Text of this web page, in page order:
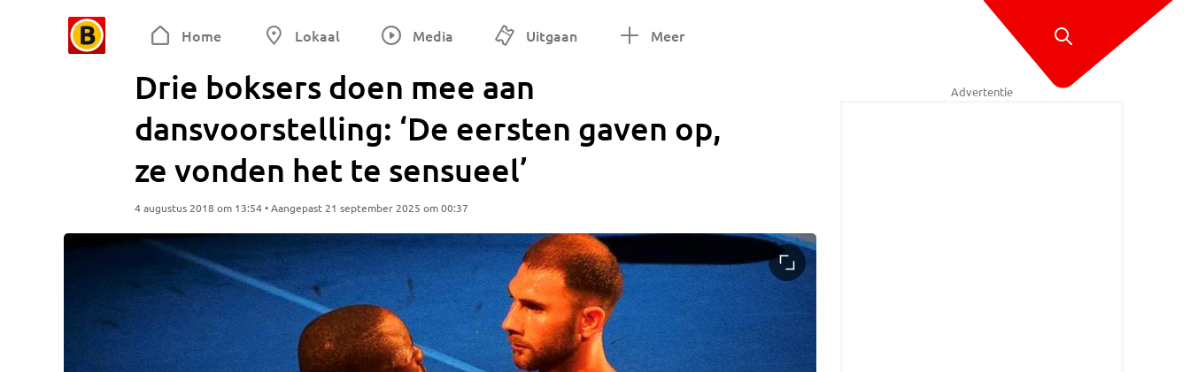
Home Lokaal Media Uitgaan Meer
Drie boksers doen mee aan
dansvoorstelling: ‘De eersten gaven op,
ze vonden het te sensueel’
4 augustus 2018 om 13:54 • Aangepast 21 september 2025 om 00:37
Advertentie